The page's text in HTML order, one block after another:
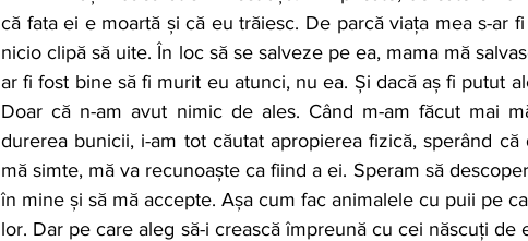
că fata ei e moartă și că eu trăiesc. De parcă viața mea s-ar
nicio clipă să uite. În loc să se salveze pe ea, mama mă
ar fi fost bine să fi murit eu atunci, nu ea. Și dacă aș fi putut
Doar că n-am avut nimic de ales. Când m-am făcut mai
durerea bunicii, i-am tot căutat apropierea fizică, sperând
mă simte, mă va recunoaște ca fiind a ei. Speram să
în mine și să mă accepte. Așa cum fac animalele cu puii pe
lor. Dar pe care aleg să-i crească împreună cu cei născuți de